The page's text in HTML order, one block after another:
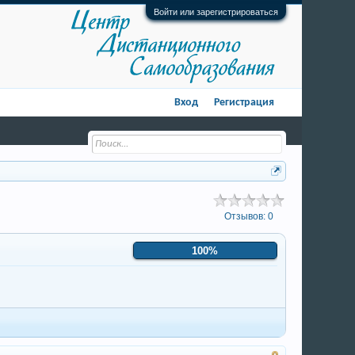
Войти или зарегистрироваться
Отзывов: 0
100%
Вход Регистрация